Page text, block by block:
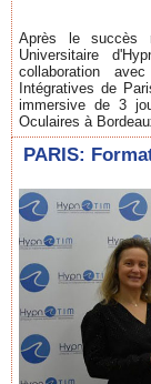
Après le succès
Universitaire
collaboration
Intégratives de
immersive de 3
Oculaires à
PARIS: